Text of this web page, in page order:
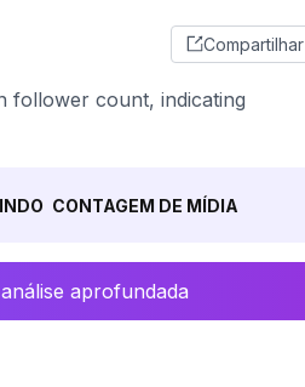
Compartilhar
follower count, indicating
CONTAGEM DE MÍDIA
aprofundada